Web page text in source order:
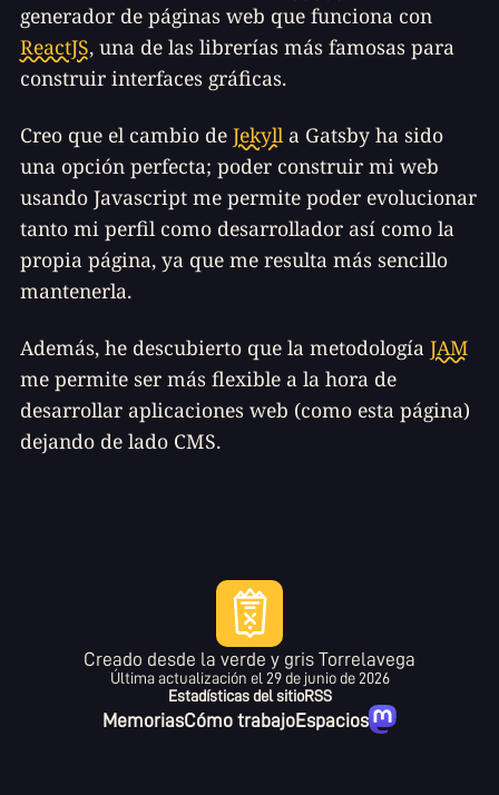
generador de páginas web que funciona con
ReactJS, una de las librerías más famosas para
construir interfaces gráficas.
Creo que el cambio de Jekylla Gatsby ha sido
una opción perfecta; poder construir mi web
usando Javascript me permite poder evolucionar
tanto mi perfil como desarrollador así como la
propia página, ya que me resulta más sencillo
mantenerla.
Además, he descubierto que la metodología JAM
me permite ser más flexible a la hora de
desarrollar aplicaciones web (como esta página)
dejando de lado CMS.
Creado desde la verde y gris Torrelavega
Última actualización el 29 de junio de 2026
Estadísticas del sitioRSS
MemoriasCómo trabajoEspacios